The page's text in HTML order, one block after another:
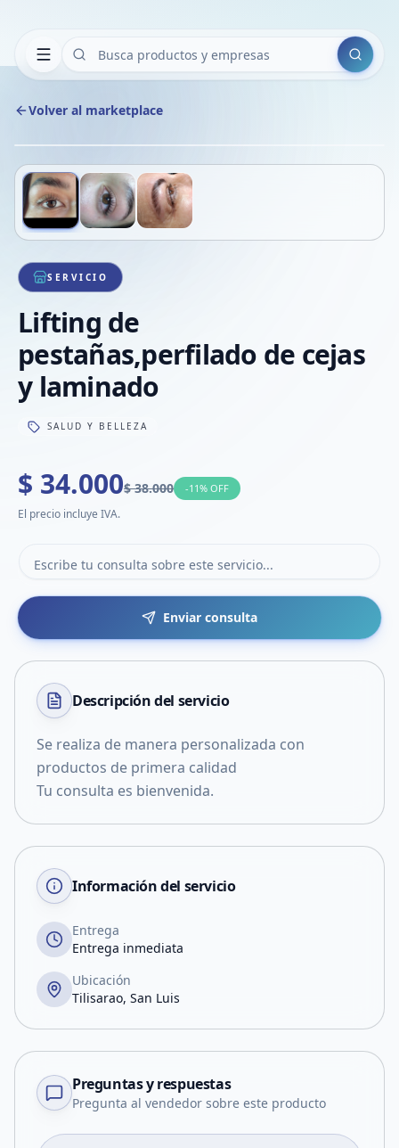
Buscar
Volver al marketplace
1/3
SERVICIO
Lifting de
pestañas,perfilado de cejas
y laminado
SALUD Y BELLEZA
$ 34.000$ 38.000 -11% OFF
El precio incluye IVA.
Enviar consulta
Descripción del servicio
Se realiza de manera personalizada con
productos de primera calidad
Tu consulta es bienvenida.
Información del servicio
Entrega
Entrega inmediata
Ubicación
Tilisarao, San Luis
Preguntas y respuestas
Pregunta al vendedor sobre este producto